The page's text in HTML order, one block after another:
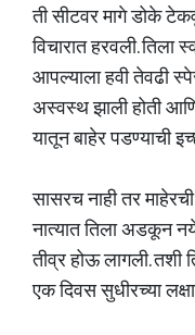
ती सीटवर मागे डोके
विचारात हरवली.
आपल्याला हवी तेवढी
अस्वस्थ झाली होती
यातून बाहेर पडण्याची
सासरच नाही तर
नात्यात तिला अडकून
तीव्र होऊ लागली.
एक दिवस सुधीरच्या